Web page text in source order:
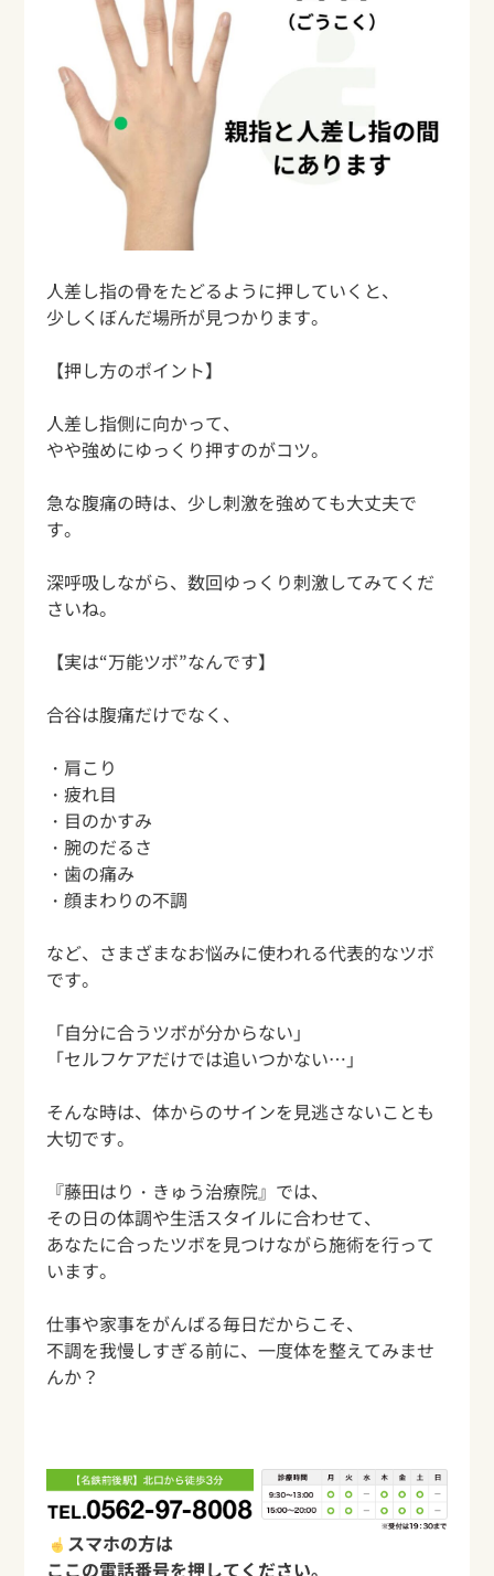
人差し指の骨をたどるように押していくと、
少しくぼんだ場所が見つかります。
【押し方のポイント】
人差し指側に向かって、
やや強めにゆっくり押すのがコツ。
急な腹痛の時は、少し刺激を強めても大丈夫で
す。
深呼吸しながら、数回ゆっくり刺激してみてくだ
さいね。
【実は“万能ツボ”なんです】
合谷は腹痛だけでなく、
・肩こり
・疲れ目
・目のかすみ
・腕のだるさ
・歯の痛み
・顔まわりの不調
など、さまざまなお悩みに使われる代表的なツボ
です。
「自分に合うツボが分からない」
「セルフケアだけでは追いつかない…」
そんな時は、体からのサインを見逃さないことも
大切です。
『藤田はり・きゅう治療院』では、
その日の体調や生活スタイルに合わせて、
あなたに合ったツボを見つけながら施術を行って
います。
仕事や家事をがんばる毎日だからこそ、
不調を我慢しすぎる前に、一度体を整えてみませ
んか？
スマホの方は
ここの電話番号を押してください。